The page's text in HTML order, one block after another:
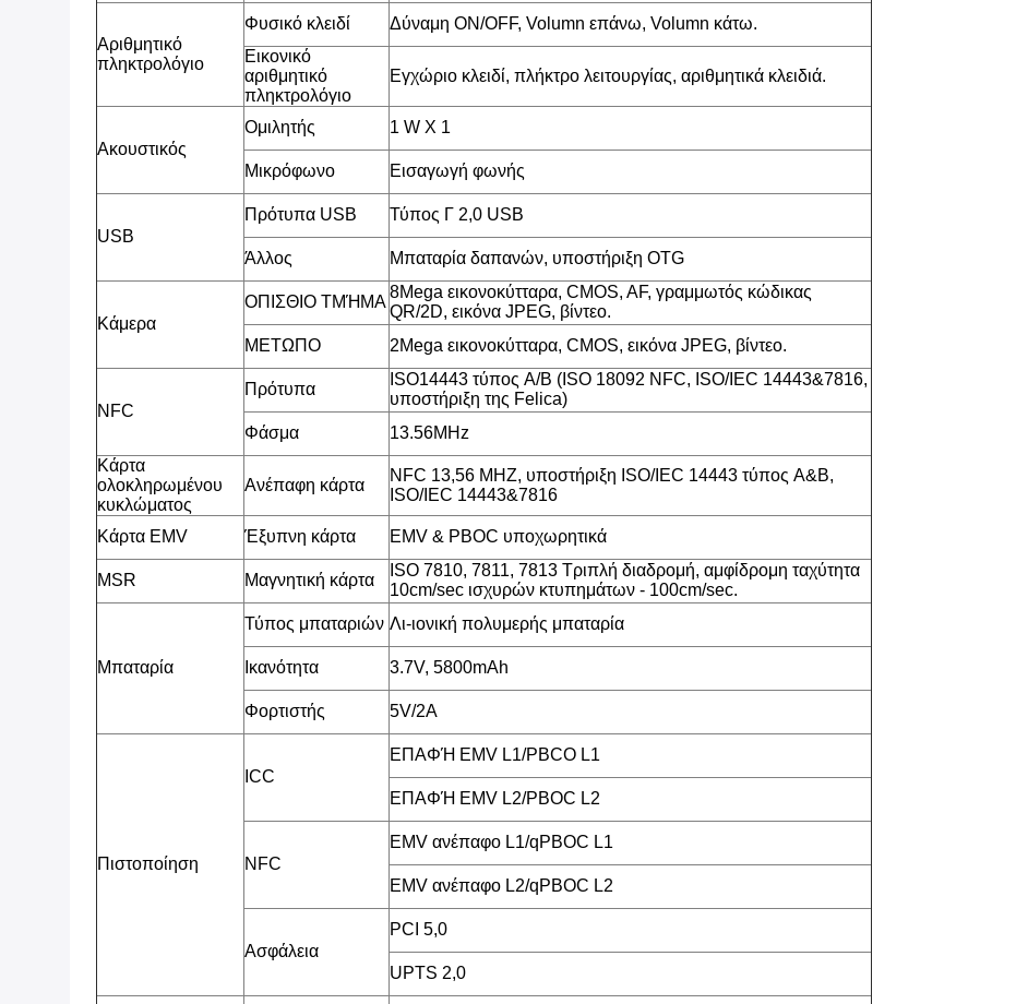
Αριθμητικό
πληκτρολόγιο
Φυσικό κλειδί
Δύναμη ON/OFF, Volumn επάνω, Volumn κάτω.
Εικονικό
αριθμητικό
πληκτρολόγιο
Εγχώριο κλειδί, πλήκτρο λειτουργίας, αριθμητικά κλειδιά.
Ακουστικός
Ομιλητής 1 W Χ 1
Μικρόφωνο Εισαγωγή φωνής
USB
Πρότυπα USB Τύπος Γ 2,0 USB
Άλλος Μπαταρία δαπανών, υποστήριξη OTG
Κάμερα
ΟΠΙΣΘΙΟ ΤΜΉΜΑ
8Mega εικονοκύτταρα, CMOS, AF, γραμμωτός κώδικας
QR/2D, εικόνα JPEG, βίντεο.
ΜΕΤΩΠΟ
2Mega εικονοκύτταρα, CMOS, εικόνα JPEG, βίντεο.
NFC
Πρότυπα
ISO14443 τύπος A/B (ISO 18092 NFC, ISO/IEC 14443&7816,
υποστήριξη της Felica)
Φάσμα
13.56MHz
Κάρτα
ολοκληρωμένου
κυκλώματος
Ανέπαφη κάρτα
NFC 13,56 MHZ, υποστήριξη ISO/IEC 14443 τύπος A&B,
ISO/IEC 14443&7816
Κάρτα EMV Έξυπνη κάρτα EMV & PBOC υποχωρητικά
MSR Μαγνητική κάρτα
ISO 7810, 7811, 7813 Τριπλή διαδρομή, αμφίδρομη ταχύτητα
10cm/sec ισχυρών κτυπημάτων - 100cm/sec.
Μπαταρία
Τύπος μπαταριών Λι-ιονική πολυμερής μπαταρία
Ικανότητα 3.7V, 5800mAh
Φορτιστής 5V/2A
Πιστοποίηση
ICC
ΕΠΑΦΉ EMV L1/PBCO L1
ΕΠΑΦΉ EMV L2/PBOC L2
NFC
EMV ανέπαφο L1/qPBOC L1
EMV ανέπαφο L2/qPBOC L2
Ασφάλεια
PCI 5,0
UPTS 2,0